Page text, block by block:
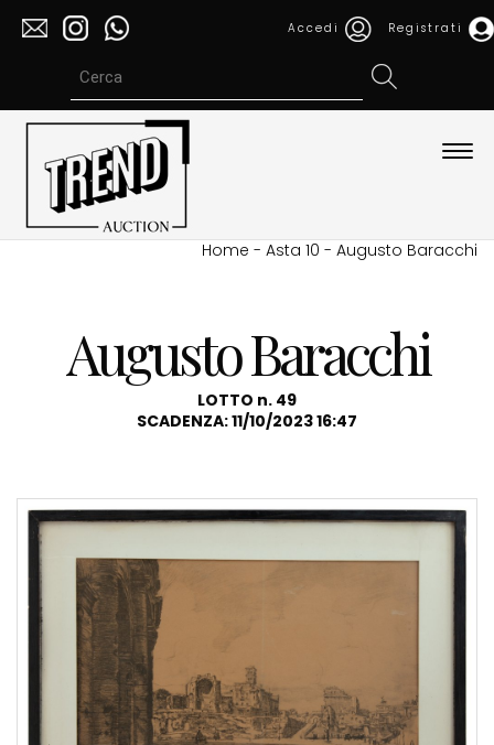
Accedi Registrati
Home - Asta 10 - Augusto Baracchi
Augusto Baracchi
LOTTO n. 49
SCADENZA: 11/10/2023 16:47